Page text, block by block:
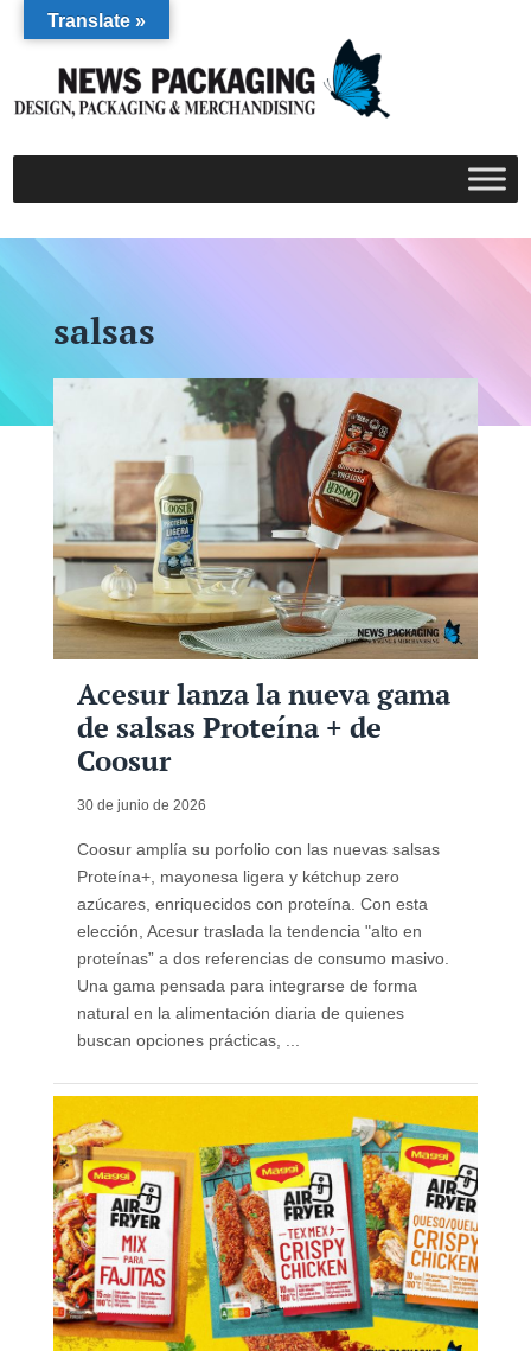
salsas
Acesur lanza la nueva gama
de salsas Proteína + de
Coosur
30 de junio de 2026
Coosur amplía su porfolio con las nuevas salsas
Proteína+, mayonesa ligera y kétchup zero
azúcares, enriquecidos con proteína. Con esta
elección, Acesur traslada la tendencia "alto en
proteínas” a dos referencias de consumo masivo.
Una gama pensada para integrarse de forma
natural en la alimentación diaria de quienes
buscan opciones prácticas, ...
Translate »